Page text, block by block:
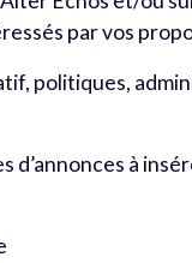
par vos
politiques,
à